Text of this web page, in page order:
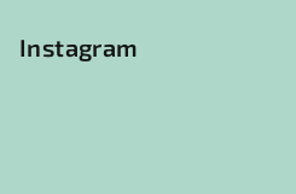
Instagram